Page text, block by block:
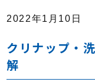
2022年1月10日
クリナップ・
解